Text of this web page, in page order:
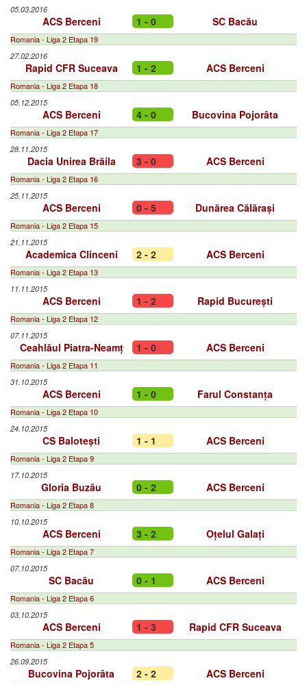
05.03.2016
ACS Berceni 1 - 0 SC Bacău
Romania - Liga 2 Etapa 19
27.02.2016
Rapid CFR Suceava 1 - 2 ACS Berceni
Romania - Liga 2 Etapa 18
05.12.2015
ACS Berceni 4 - 0 Bucovina Pojorâta
Romania - Liga 2 Etapa 17
28.11.2015
Dacia Unirea Brăila 3 - 0 ACS Berceni
Romania - Liga 2 Etapa 16
25.11.2015
ACS Berceni 0 - 5 Dunărea Călărași
Romania - Liga 2 Etapa 15
21.11.2015
Academica Clinceni 2 - 2 ACS Berceni
Romania - Liga 2 Etapa 13
11.11.2015
ACS Berceni 1 - 2 Rapid București
Romania - Liga 2 Etapa 12
07.11.2015
Ceahlăul Piatra-Neamț 1 - 0 ACS Berceni
Romania - Liga 2 Etapa 11
31.10.2015
ACS Berceni 1 - 0 Farul Constanța
Romania - Liga 2 Etapa 10
24.10.2015
CS Balotești 1 - 1 ACS Berceni
Romania - Liga 2 Etapa 9
17.10.2015
Gloria Buzău 0 - 2 ACS Berceni
Romania - Liga 2 Etapa 8
10.10.2015
ACS Berceni 3 - 2 Oțelul Galați
Romania - Liga 2 Etapa 7
07.10.2015
SC Bacău 0 - 1 ACS Berceni
Romania - Liga 2 Etapa 6
03.10.2015
ACS Berceni 1 - 3 Rapid CFR Suceava
Romania - Liga 2 Etapa 5
26.09.2015
Bucovina Pojorâta 2 - 2 ACS Berceni